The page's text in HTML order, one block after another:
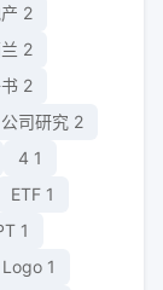
2
2
2
公司研究 2
4 1
ETF 1
1
Logo 1